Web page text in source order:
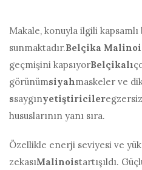
Makale, konuyla ilgili
sunmaktadır.Belçika
geçmişini kapsıyorBelçikalı
görünümsiyahmaskeler ve
ssaygınyetiştiriciler
hususlarının yanı sıra.
Özellikle enerji seviyesi ve
zekasıMalinoistartışıldı.